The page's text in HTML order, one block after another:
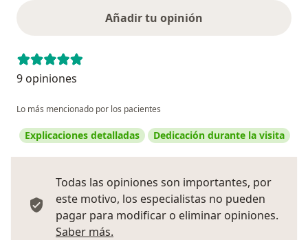
Añadir tu opinión
9 opiniones
Lo más mencionado por los pacientes
Explicaciones detalladas Dedicación durante la visita
Todas las opiniones son importantes, por
este motivo, los especialistas no pueden
pagar para modificar o eliminar opiniones.
Saber más.